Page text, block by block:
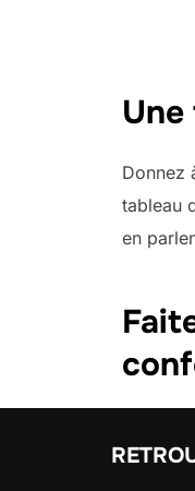
Donnez
tableau
en